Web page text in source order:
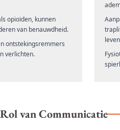
opioïden, kunnen
van benauwdheid.
ontstekingsremmers
verlichten.
van Communicatie